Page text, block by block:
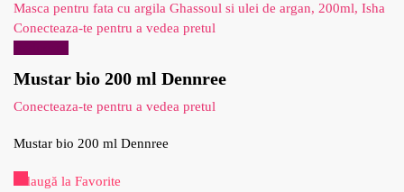
Masca pentru fata cu argila Ghassoul si ulei de argan, 200ml, Isha
Conecteaza-te pentru a vedea pretul
Mustar bio 200 ml Dennree
Conecteaza-te pentru a vedea pretul
Mustar bio 200 ml Dennree
Adaugă la Favorite